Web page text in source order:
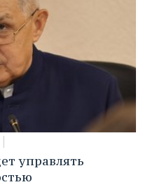
управлять